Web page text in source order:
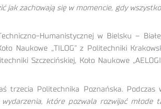
jak zachowają się w momencie, gdy
Humanistycznej w Bielsku –
Naukowe „TILOG” z Politechniki
Szczecińskiej, Koło Naukowe
trzecia Politechnika Poznańska. Podczas
które pozwala rozwijać młode